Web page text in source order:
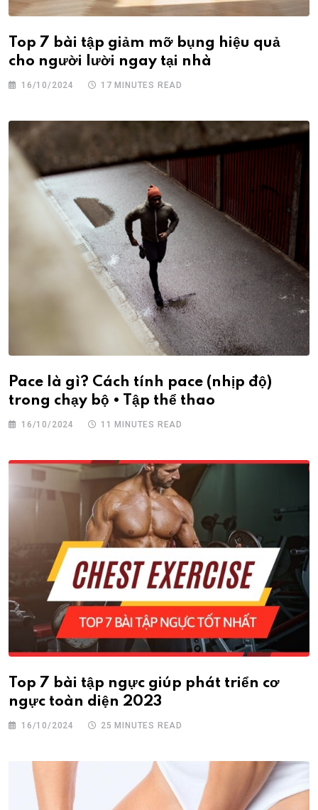
Top 7 bài tập giảm mỡ bụng hiệu quả
cho người lười ngay tại nhà
16/10/2024 17 MINUTES READ
Pace là gì? Cách tính pace (nhịp độ)
trong chạy bộ • Tập thể thao
16/10/2024 11 MINUTES READ
Top 7 bài tập ngực giúp phát triển cơ
ngực toàn diện 2023
16/10/2024 25 MINUTES READ